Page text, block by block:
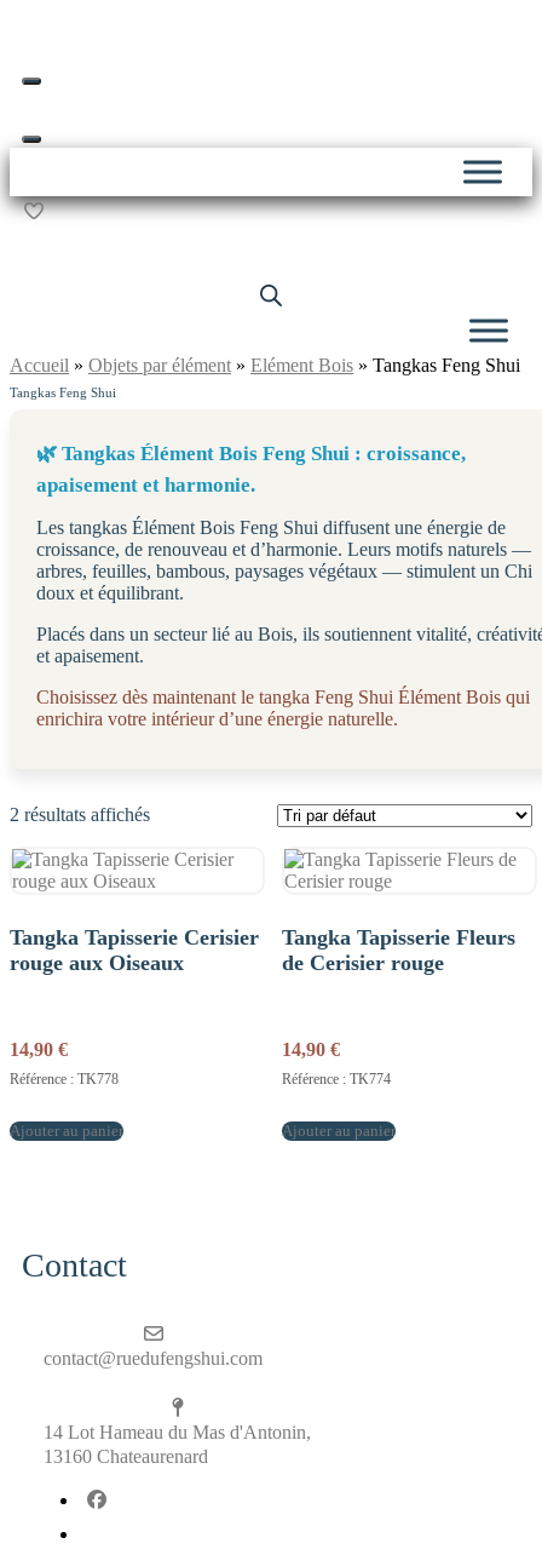
Accueil » Objets par élément » Elément Bois » Tangkas Feng Shui
Tangkas Feng Shui
🌿 Tangkas Élément Bois Feng Shui : croissance,
apaisement et harmonie.
Les tangkas Élément Bois Feng Shui diffusent une énergie de
croissance, de renouveau et d’harmonie. Leurs motifs naturels —
arbres, feuilles, bambous, paysages végétaux — stimulent un Chi
doux et équilibrant.
Placés dans un secteur lié au Bois, ils soutiennent vitalité,
et apaisement.
Choisissez dès maintenant le tangka Feng Shui Élément Bois qui
enrichira votre intérieur d’une énergie naturelle.
2 résultats affichés
Tangka Tapisserie Cerisier
rouge aux Oiseaux
14,90 €
Référence : TK778
Ajouter au panier
Tangka Tapisserie Fleurs
de Cerisier rouge
14,90 €
Référence : TK774
Ajouter au panier
Contact
contact@ruedufengshui.com
14 Lot Hameau du Mas d'Antonin,
13160 Chateaurenard